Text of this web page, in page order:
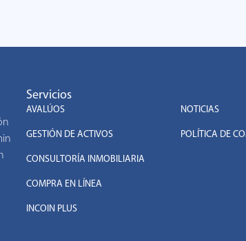
Servicios
AVALÚOS
GESTIÓN DE ACTIVOS
CONSULTORÍA INMOBILIARIA
COMPRA EN LÍNEA
INCOIN PLUS
NOTICIAS
POLÍTICA DE